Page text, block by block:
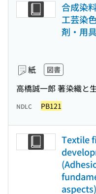
合成染
工芸染
剤・用
紙 図書
高橋誠一郎 著染織と
NDLC PB121
Textile
aspects)